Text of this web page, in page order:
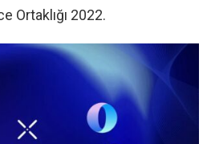
Ortaklığı 2022.